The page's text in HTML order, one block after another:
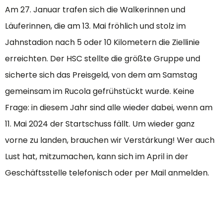
Am 27. Januar trafen sich die Walkerinnen und
Läuferinnen, die am 13. Mai fröhlich und stolz im
Jahnstadion nach 5 oder 10 Kilometern die Ziellinie
erreichten. Der HSC stellte die größte Gruppe und
sicherte sich das Preisgeld, von dem am Samstag
gemeinsam im Rucola gefrühstückt wurde. Keine
Frage: in diesem Jahr sind alle wieder dabei, wenn am
11. Mai 2024 der Startschuss fällt. Um wieder ganz
vorne zu landen, brauchen wir Verstärkung! Wer auch
Lust hat, mitzumachen, kann sich im April in der
Geschäftsstelle telefonisch oder per Mail anmelden.